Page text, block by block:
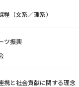
程（文系／理系）
ツ振興
携と社会貢献に関する理念